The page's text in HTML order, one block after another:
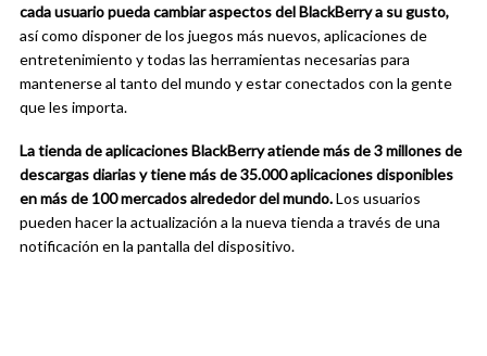
cada usuario pueda cambiar aspectos del BlackBerry a su gusto,
así como disponer de los juegos más nuevos, aplicaciones de
entretenimiento y todas las herramientas necesarias para
mantenerse al tanto del mundo y estar conectados con la gente
que les importa.
La tienda de aplicaciones BlackBerry atiende más de 3 millones de
descargas diarias y tiene más de 35.000 aplicaciones disponibles
en más de 100 mercados alrededor del mundo.Los usuarios
pueden hacer la actualización a la nueva tienda a través de una
notificación en la pantalla del dispositivo.